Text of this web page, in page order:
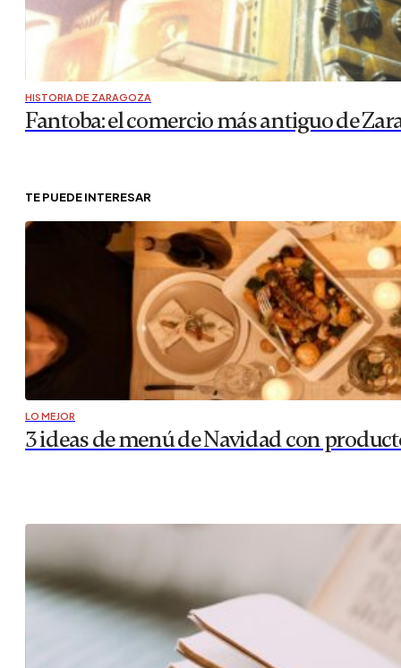
HISTORIA DE ZARAGOZA
Fantoba: el comercio más antiguo de
TE PUEDE INTERESAR
LO MEJOR
3 ideas de menú de Navidad con